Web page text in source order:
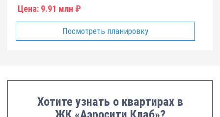
Цена: 9.91 млн ₽
Посмотреть планировку
Хотите узнать о квартирах в